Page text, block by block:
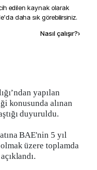
edilen kaynak olarak
daha sık görebilirsiniz.
Nasıl çalışır?›
yapılan
konusunda alınan
duyuruldu.
BAE'nin 5 yıl
üzere toplamda